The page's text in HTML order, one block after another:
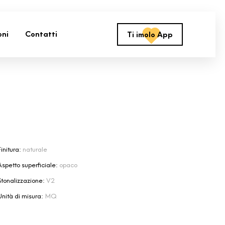
Contatti Ti imolo App
naturale
superficiale: opaco
V2
di misura: MQ